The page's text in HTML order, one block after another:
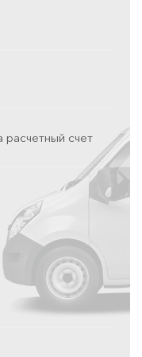
расчетный счет